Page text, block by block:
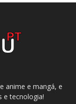
anime e mangá, e
e tecnologia!